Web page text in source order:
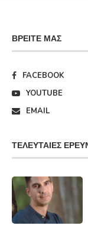
ΒΡΕΊΤΕ ΜΑΣ
FACEBOOK
YOUTUBE
EMAIL
ΤΕΛΕΥΤΑΊΕΣ